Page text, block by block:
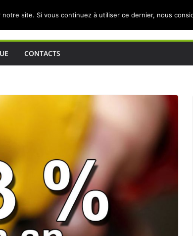
CONTACTS
site. Si vous continuez à utiliser ce dernier, nous